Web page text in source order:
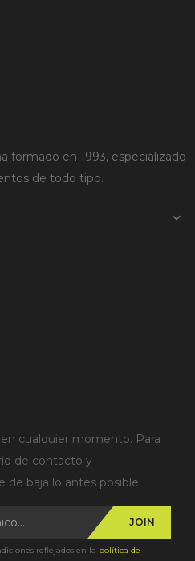
formado en 1993, especializado
de todo tipo.

cualquier momento. Para
de contacto y
de baja lo antes posible.
JOIN
reflejados en la política de